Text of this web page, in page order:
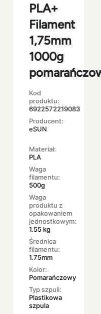
PLA+
Filament
1,75mm
1000g
Kod
produktu:
6922572219083
Producent:
eSUN
Materiał:
PLA
Waga
filamentu:
500g
Waga
produktu z
opakowaniem
jednostkowym:
1.55 kg
Średnica
filamentu:
1.75mm
Kolor:
Pomarańczowy
Typ szpuli:
Plastikowa
szpula